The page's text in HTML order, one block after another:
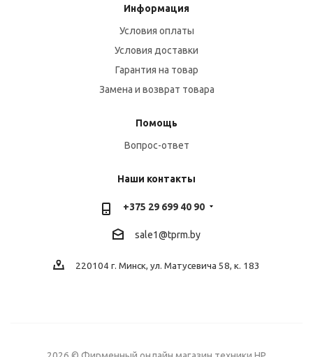
Информация
Условия оплаты
Условия доставки
Гарантия на товар
Замена и возврат товара
Помощь
Вопрос-ответ
Наши контакты
+375 29 699 40 90
sale1@tprm.by
220104 г. Минск, ул. Матусевича 58, к. 183